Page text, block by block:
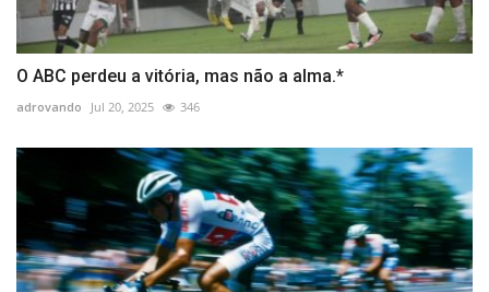
O ABC perdeu a vitória, mas não a alma.*
adrovando Jul 20, 2025 346